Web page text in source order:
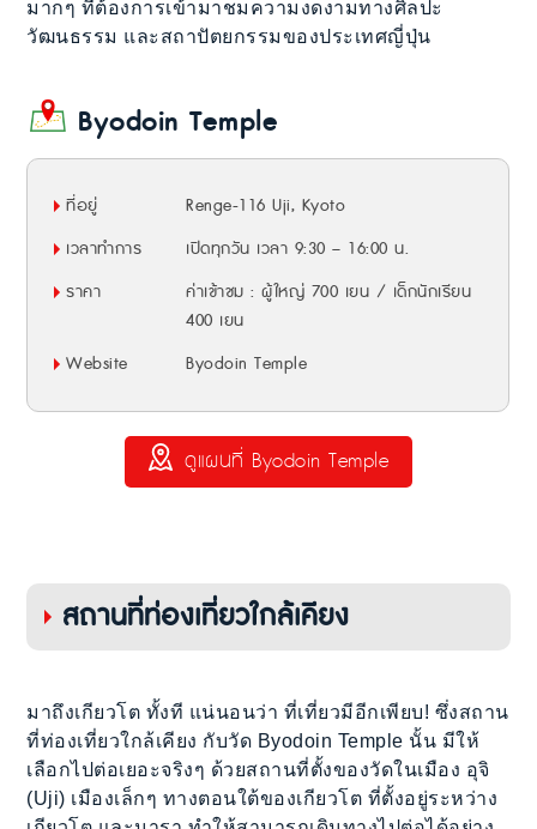
มากๆ ที่ต้องการเข้ามาชมความงดงามทางศิลปะ
วัฒนธรรม และสถาปัตยกรรมของประเทศญี่ปุ่น
Byodoin Temple
ที่อยู่
Renge-116 Uji, Kyoto
เวลาทำการ
เปิดทุกวัน เวลา 9:30 – 16:00 น.
ราคา
ค่าเข้าชม : ผู้ใหญ่ 700 เยน / เด็กนักเรียน
400 เยน
Website
Byodoin Temple
ดูแผนที่ Byodoin Temple
สถานที่ท่องเที่ยวใกล้เคียง
มาถึงเกียวโต ทั้งที แน่นอนว่า ที่เที่ยวมีอีกเพียบ! ซึ่งสถาน
ที่ท่องเที่ยวใกล้เคียง กับวัด Byodoin Temple นั้น มีให้
เลือกไปต่อเยอะจริงๆ ด้วยสถานที่ตั้งของวัดในเมือง อุจิ
(Uji) เมืองเล็กๆ ทางตอนใต้ของเกียวโต ที่ตั้งอยู่ระหว่าง